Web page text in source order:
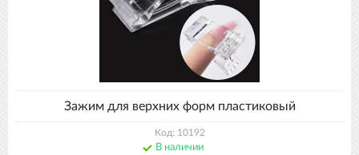
Зажим для верхних форм пластиковый
Код: 10192
В наличии